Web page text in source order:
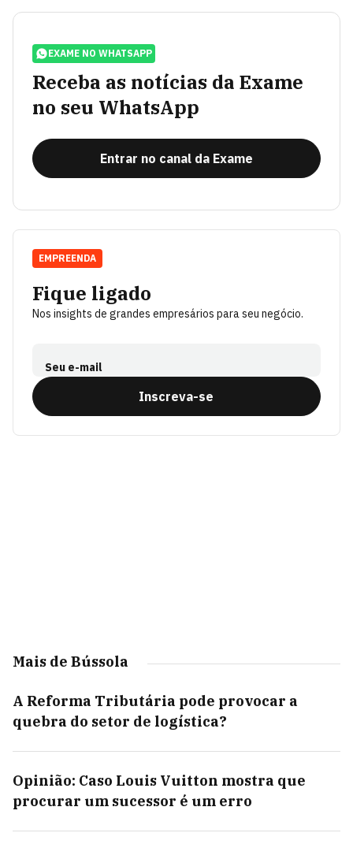
EXAME NO WHATSAPP
Receba as notícias da Exame
no seu WhatsApp
Entrar no canal da Exame
Fique ligado
Nos insights de grandes empresários para seu negócio.
Seu e-mail
Inscreva-se
EMPREENDA
Mais de Bússola
A Reforma Tributária pode provocar a
quebra do setor de logística?
Opinião: Caso Louis Vuitton mostra que
procurar um sucessor é um erro